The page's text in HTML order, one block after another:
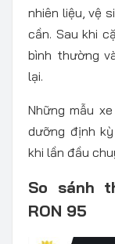
nhiên liệu, vệ
cần. Sau khi
bình thường
lại.
Những mẫu
dưỡng định
khi lần đầu
So sánh
RON 95